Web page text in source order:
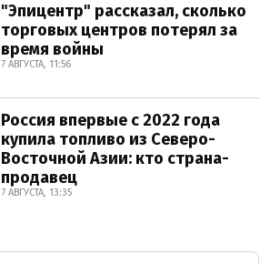
"Эпицентр" рассказал, сколько
торговых центров потерял за
время войны
7 АВГУСТА, 11:56
Россия впервые с 2022 года
купила топливо из Северо-
Восточной Азии: кто страна-
продавец
7 АВГУСТА, 13:35